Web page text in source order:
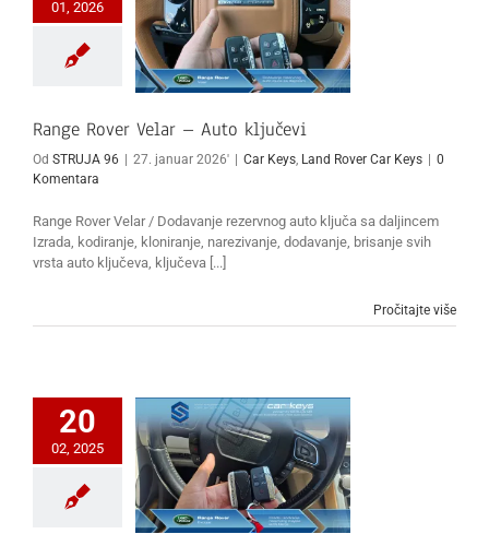
01, 2026
Range Rover Velar – Auto
ključevi
Land Rover Car
Keys
Range Rover Velar – Auto ključevi
Od STRUJA 96 | 27. januar 2026' | Car Keys Land Rover Car Keys | 0
Komentara
Range Rover Velar / Dodavanje rezervnog auto ključa sa daljincem
Izrada, kodiranje, kloniranje, narezivanje, dodavanje, brisanje svih
vrsta auto ključeva, ključeva [...]
Pročitajte više
20
02, 2025
Auto ključevi
Land Rover Car
Keys